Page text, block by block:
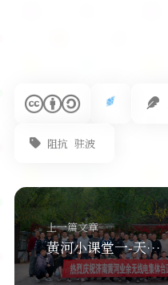
阻抗 驻波
上一篇文章
黄河小课堂一-天线天调巴伦阻抗变换器是什么作用？